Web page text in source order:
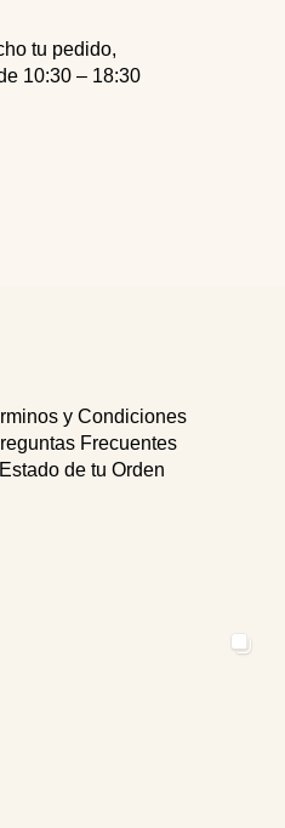
tu pedido,
10:30 – 18:30
y Condiciones
Frecuentes
Estado de tu Orden